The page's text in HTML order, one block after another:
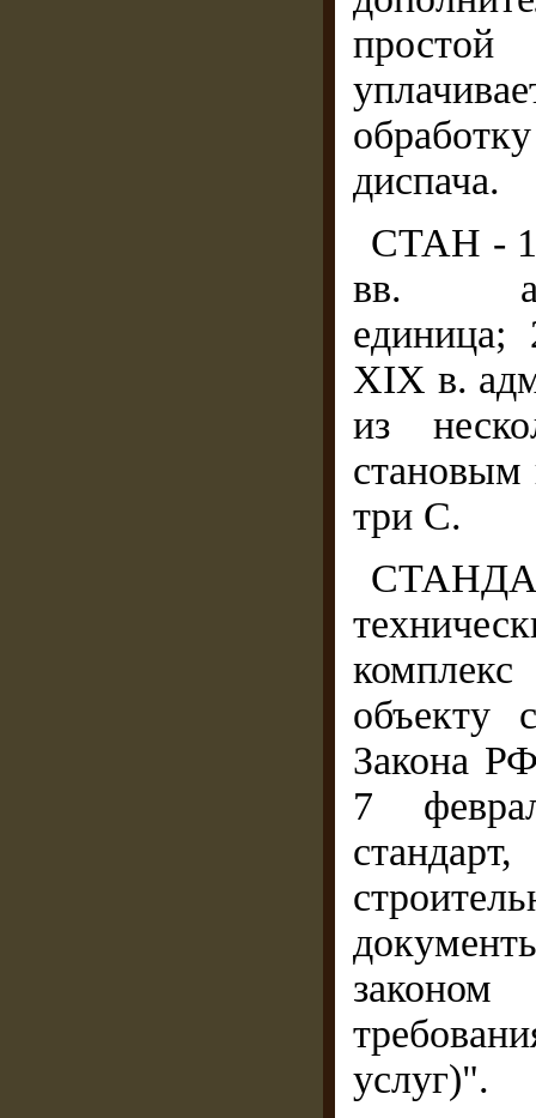
простой
диспача.
СТАН -
вв.
единица;
XIX в.
из
становым
три С.
объекту
Закона
7
законом
услуг)".